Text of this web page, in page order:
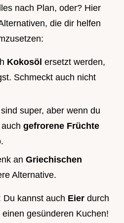
nach Plan, oder? Hier
die dir helfen
Kokosöl ersetzt werden,
Schmeckt auch nicht
sind super, aber wenn du
gefrorene Früchte
an Griechischen
Alternative.
Du kannst auch Eier durch
gesünderen Kuchen!